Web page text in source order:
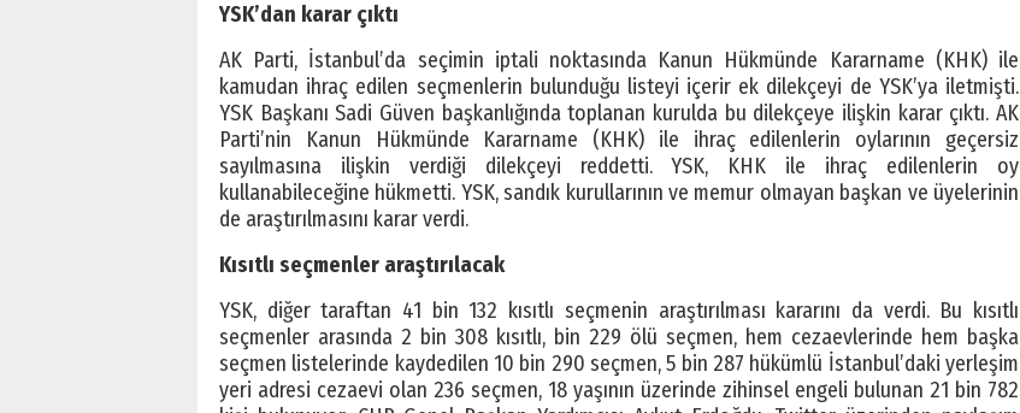
YSK’dan karar çıktı
AK Parti, İstanbul’da seçimin iptali noktasında Kanun Hükmünde Kararname (KHK) ile
kamudan ihraç edilen seçmenlerin bulunduğu listeyi içerir ek dilekçeyi de YSK’ya iletmişti.
YSK Başkanı Sadi Güven başkanlığında toplanan kurulda bu dilekçeye ilişkin karar çıktı. AK
Parti’nin Kanun Hükmünde Kararname (KHK) ile ihraç edilenlerin oylarının geçersiz
sayılmasına ilişkin verdiği dilekçeyi reddetti. YSK, KHK ile ihraç edilenlerin oy
kullanabileceğine hükmetti. YSK, sandık kurullarının ve memur olmayan başkan ve üyelerinin
de araştırılmasını karar verdi.
Kısıtlı seçmenler araştırılacak
YSK, diğer taraftan 41 bin 132 kısıtlı seçmenin araştırılması kararını da verdi. Bu kısıtlı
seçmenler arasında 2 bin 308 kısıtlı, bin 229 ölü seçmen, hem cezaevlerinde hem başka
seçmen listelerinde kaydedilen 10 bin 290 seçmen, 5 bin 287 hükümlü İstanbul’daki yerleşim
yeri adresi cezaevi olan 236 seçmen, 18 yaşının üzerinde zihinsel engeli bulunan 21 bin 782